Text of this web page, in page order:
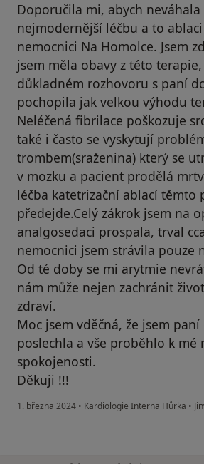
Doporučila mi, abych
nejmodernější léčbu a to
nemocnici Na Homolce. Jsem
jsem měla obavy z této
důkladném rozhovoru s paní
pochopila jak velkou výhodu
Neléčená fibrilace poškozuje
také i často se vyskytují
trombem(sraženina) který se
v mozku a pacient prodělá
léčba katetrizační ablací těmto
předejde.Celý zákrok jsem na
analgosedaci prospala, trval
nemocnici jsem strávila pouze
Od té doby se mi arytmie
nám může nejen zachránit
zdraví.
Moc jsem vděčná, že jsem
poslechla a vše proběhlo k mé
spokojenosti.
Děkuji !!!
1. března 2024 • Kardiologie Interna Hůrka •